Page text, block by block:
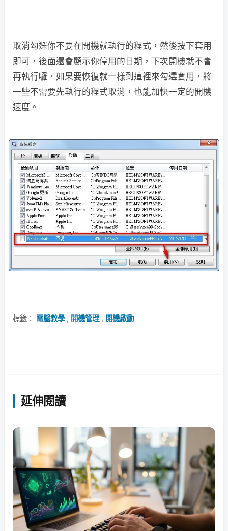
取消勾選你不要在開機就執行的程式，然後按下套用
即可，後面還會顯示你停用的日期，下次開機就不會
再執行囉，如果要恢復就一樣到這裡來勾選套用，將
一些不需要先執行的程式取消，也能加快一定的開機
速度。
標籤： 電腦教學, 開機管理 , 開機啟動
延伸閱讀